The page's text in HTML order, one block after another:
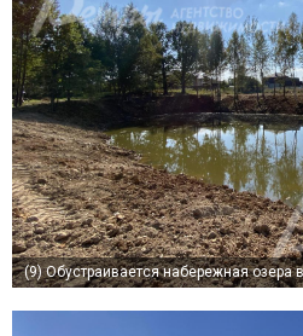
(9)Обустраивается набережная озера в